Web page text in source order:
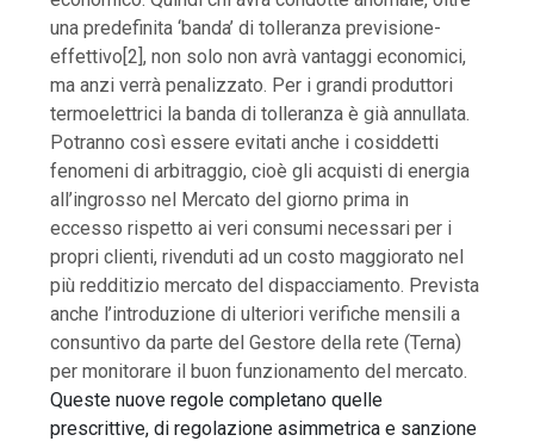
una predefinita ‘banda’ di tolleranza previsione-
effettivo[2], non solo non avrà vantaggi economici,
ma anzi verrà penalizzato. Per i grandi produttori
termoelettrici la banda di tolleranza è già annullata.
Potranno così essere evitati anche i cosiddetti
fenomeni di arbitraggio, cioè gli acquisti di energia
all’ingrosso nel Mercato del giorno prima in
eccesso rispetto ai veri consumi necessari per i
propri clienti, rivenduti ad un costo maggiorato nel
più redditizio mercato del dispacciamento. Prevista
anche l’introduzione di ulteriori verifiche mensili a
consuntivo da parte del Gestore della rete (Terna)
per monitorare il buon funzionamento del mercato.
Queste nuove regole completano quelle
prescrittive, di regolazione asimmetrica e sanzione